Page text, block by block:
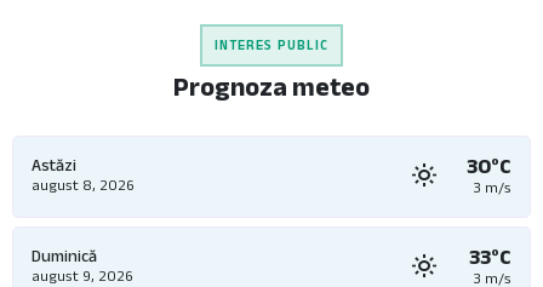
INTERES PUBLIC
Prognoza meteo
Astăzi
august 8, 2026
30°C
3 m/s
Duminică
august 9, 2026
33°C
3 m/s